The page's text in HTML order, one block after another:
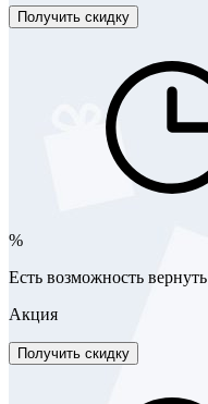
Получить скидку
%
Есть возможность
Акция
Получить скидку